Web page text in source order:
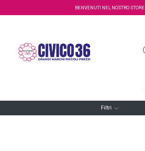
Salta al contenuto principaleBENVENUTI NEL NOSTRO STORE
Filtri